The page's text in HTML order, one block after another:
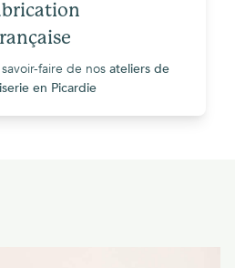
faire de nos ateliers de
en Picardie